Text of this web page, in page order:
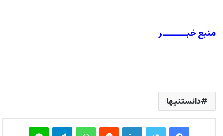
منبع خبــــــر
دانستنیها
فیس بوک توییتر لینکدین‫رددیت واتس آپ تلگرام لاین